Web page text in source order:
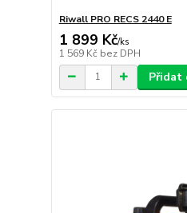
Riwall PRO RECS 2440 E
1 899 Kč/ks
1 569 Kč bez DPH
Přidat